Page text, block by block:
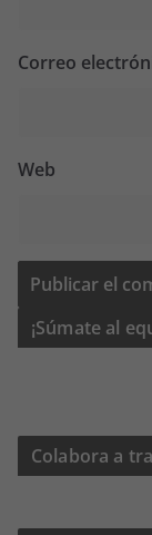
Correo
Web
¡Súmate al
Colabora a